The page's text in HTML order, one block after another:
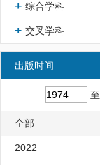
综合学科
交叉学科
出版时间
至
全部
2022